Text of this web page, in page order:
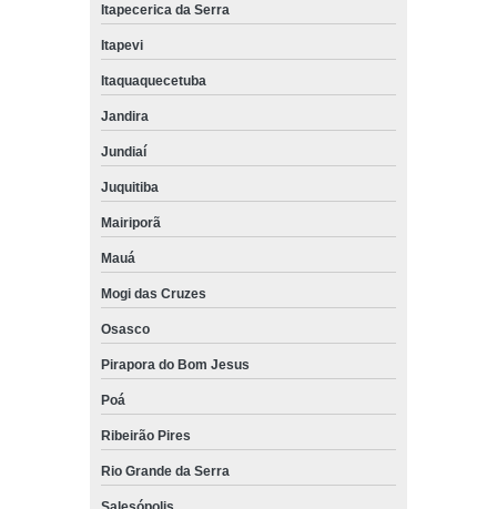
Itapecerica da Serra
Itapevi
Itaquaquecetuba
Jandira
Jundiaí
Juquitiba
Mairiporã
Mauá
Mogi das Cruzes
Osasco
Pirapora do Bom Jesus
Poá
Ribeirão Pires
Rio Grande da Serra